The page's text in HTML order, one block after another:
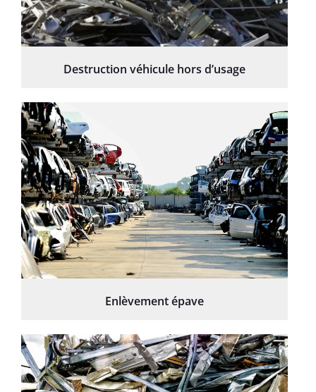
Destruction véhicule hors d’usage
Enlèvement épave